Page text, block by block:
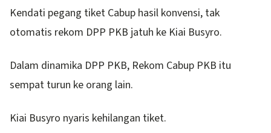
Kendati pegang tiket Cabup hasil konvensi, tak
otomatis rekom DPP PKB jatuh ke Kiai Busyro.
Dalam dinamika DPP PKB, Rekom Cabup PKB itu
sempat turun ke orang lain.
Kiai Busyro nyaris kehilangan tiket.